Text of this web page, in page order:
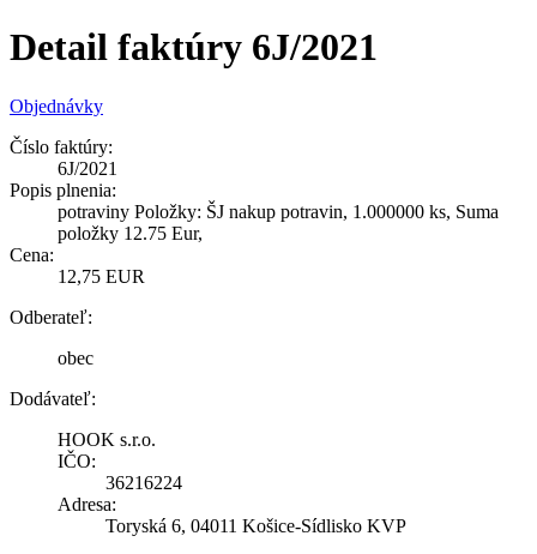
Detail faktúry 6J/2021
Objednávky
Číslo faktúry:
6J/2021
Popis plnenia:
potraviny Položky: ŠJ nakup potravin, 1.000000 ks, Suma
položky 12.75 Eur,
Cena:
12,75 EUR
Odberateľ:
obec
Dodávateľ:
HOOK s.r.o.
IČO:
36216224
Adresa:
Toryská 6, 04011 Košice-Sídlisko KVP